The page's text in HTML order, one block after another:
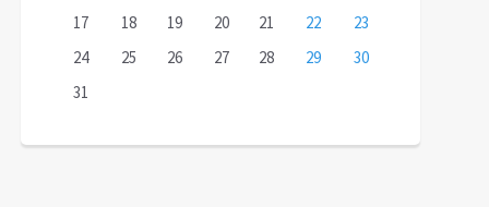
17
18 19 20 21 22
23
24
25 26 27 28 29
30
31